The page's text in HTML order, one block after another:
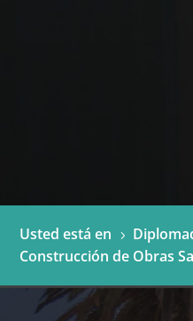
Usted está en 5
Construcción de Obras